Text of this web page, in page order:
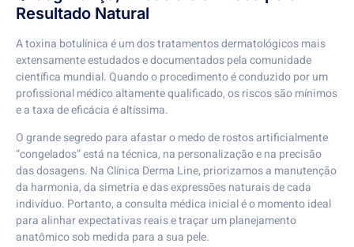
Resultado Natural
A toxina botulínica é um dos tratamentos dermatológicos mais
extensamente estudados e documentados pela comunidade
científica mundial. Quando o procedimento é conduzido por um
profissional médico altamente qualificado, os riscos são mínimos
e a taxa de eficácia é altíssima.
O grande segredo para afastar o medo de rostos artificialmente
“congelados” está na técnica, na personalização e na precisão
das dosagens. Na Clínica Derma Line, priorizamos a manutenção
da harmonia, da simetria e das expressões naturais de cada
indivíduo. Portanto, a consulta médica inicial é o momento ideal
para alinhar expectativas reais e traçar um planejamento
anatômico sob medida para a sua pele.